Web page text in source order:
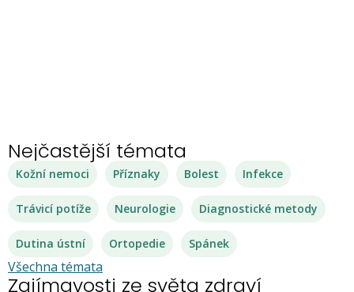
Nejčastější témata
Kožní nemoci Příznaky Bolest Infekce
Trávicí potíže Neurologie Diagnostické metody
Dutina ústní Ortopedie Spánek
Všechna témata
Zajímavosti ze světa zdraví